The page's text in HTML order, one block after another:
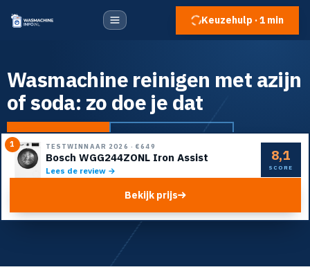
Keuzehulp · 1 min
Wasmachine reinigen met azijn
of soda: zo doe je dat
Naar de top 5 Doe de keuzehulp
1 TESTWINNAAR 2026 · €649
Bosch WGG244ZONL Iron Assist
Lees de review →
8,1
SCORE
Bekijk prijs